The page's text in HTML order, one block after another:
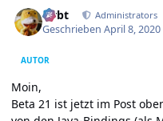
rtrbt Administrators
GeschriebenApril 8,
AUTOR
Moin,
Beta 21 ist jetzt im Post